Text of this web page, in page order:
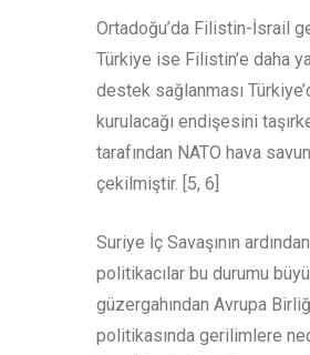
Ortadoğu’da Filistin-İsrail
Türkiye ise Filistin’e daha
destek sağlanması
kurulacağı endişesini
tarafından NATO hava
çekilmiştir. [5, 6]
Suriye İç Savaşının
politikacılar bu durumu
güzergahından Avrupa
politikasında gerilimlere